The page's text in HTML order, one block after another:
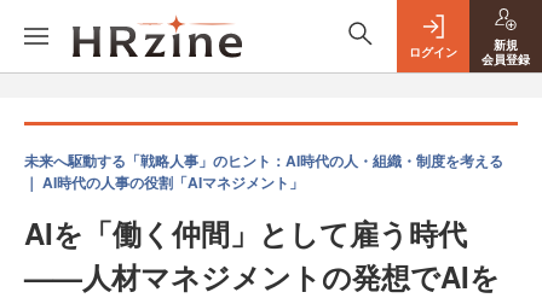
ログイン
新規
会員登録
未来へ駆動する「戦略人事」のヒント：AI時代の人・組織・制度を考える
｜ AI時代の人事の役割「AIマネジメント」
AIを「働く仲間」として雇う時代
——人材マネジメントの発想でAIを